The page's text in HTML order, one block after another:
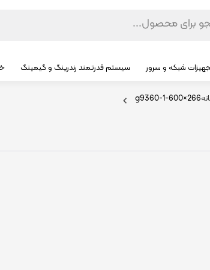
شبکه و سرور سیستم قدرتمند رندرینگ و گیمینگ
g9360-1-600×266